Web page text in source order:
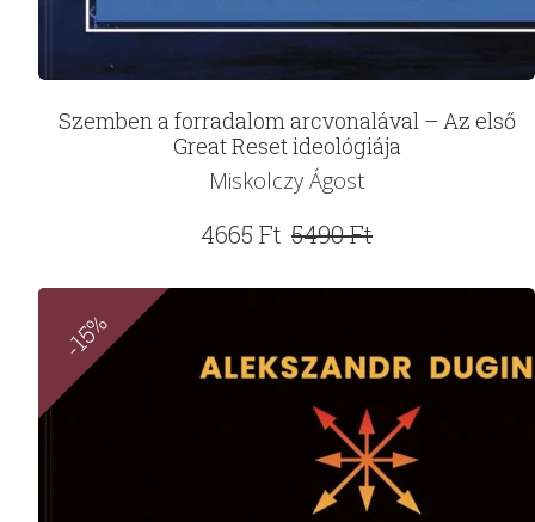
Szemben a forradalom arcvonalával – Az első
Great Reset ideológiája
Miskolczy Ágost
5490Ft
Original
4665 Ft
Current
-15%